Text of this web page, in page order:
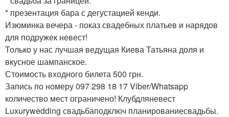
* презентация бара с дегустацией кенди.
Изюминка вечера - показ свадебных платьев и нарядов
для подружек невест!
Только у нас лучшая ведущая Киева Татьяна доля и
вкусное шампанское.
Стоимость входного билета 500 грн.
Запись по номеру 097 298 18 17 Viber/Whatsapp
количество мест ограничено! Клубдляневест
Luxurywedding свадьбаподключ планированиесвадьбы.